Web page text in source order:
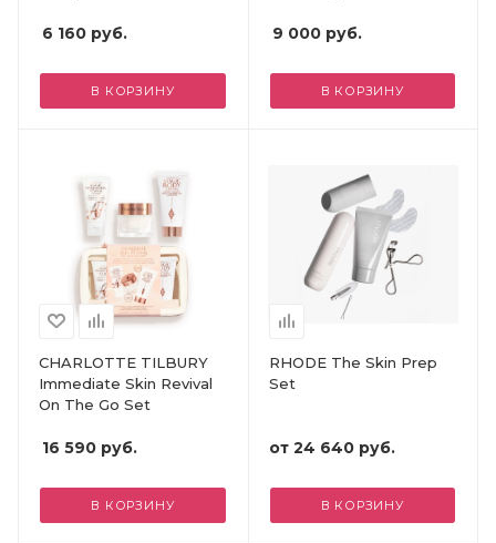
6 160 руб.
В КОРЗИНУ
9 000руб.
В КОРЗИНУ
CHARLOTTE TILBURY
Immediate Skin Revival
On The Go Set
16 590 руб.
В КОРЗИНУ
RHODE The Skin Prep
Set
от 24 640 руб.
В КОРЗИНУ